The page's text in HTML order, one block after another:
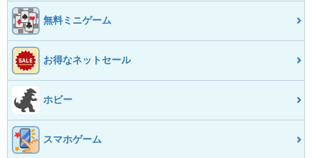
無料ミニゲーム
お得なネットセール
ホビー
スマホゲーム